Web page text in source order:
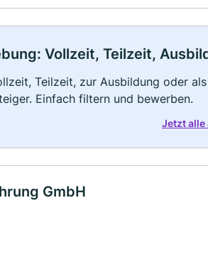
Vollzeit, Teilzeit,
Teilzeit, zur Ausbildung oder
Einfach filtern und bewerben.
Jetzt alle
GmbH